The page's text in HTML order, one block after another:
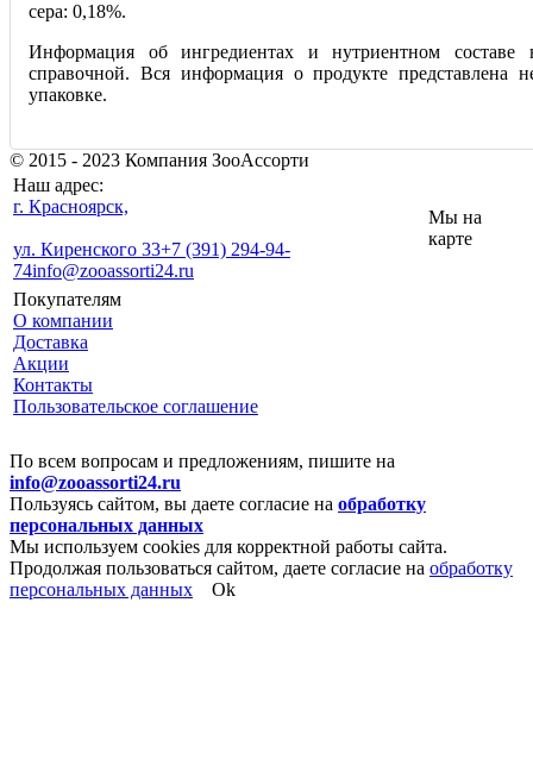
сера: 0,18%.
Информация об ингредиентах и нутриентном составе
справочной. Вся информация о продукте представлена
упаковке.
© 2015 - 2023 Компания ЗооАссорти
Наш адрес:
г. Красноярск,
ул. Киренского 33+7 (391) 294-94-
74info@zooassorti24.ru
Мы на
карте
Покупателям
О компании
Доставка
Акции
Контакты
Пользовательское соглашение
По всем вопросам и предложениям, пишите на
info@zooassorti24.ru
Пользуясь сайтом, вы даете согласие на обработку
персональных данных
Мы используем cookies для корректной работы сайта.
Продолжая пользоваться сайтом, даете согласие на обработку
персональных данных
Ok